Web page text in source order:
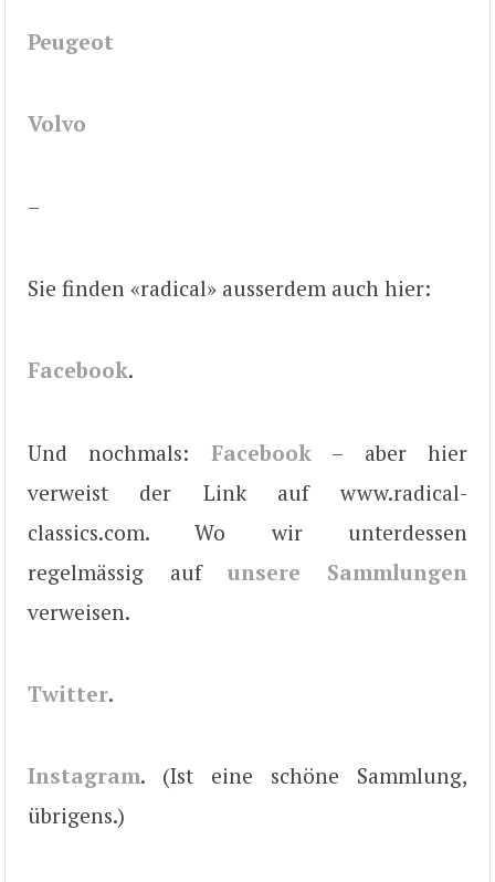
Peugeot
Volvo
–
Sie finden «radical» ausserdem auch hier:
Facebook.
Und nochmals: Facebook – aber hier
verweist der Link auf www.radical-
classics.com. Wo wir unterdessen
regelmässig aufunsere Sammlungen
verweisen.
Twitter.
Instagram. (Ist eine schöne Sammlung,
übrigens.)